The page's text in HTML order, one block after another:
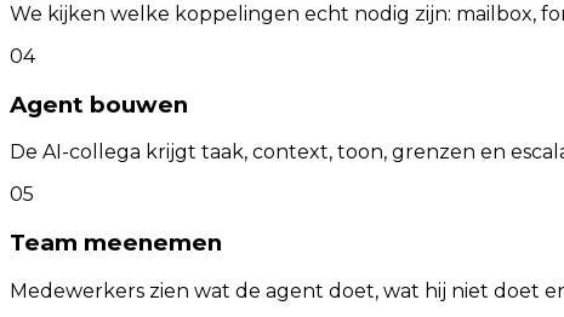
We kijken welke koppelingen echt nodig zijn: mailbox,
04
Agent bouwen
De AI-collega krijgt taak, context, toon, grenzen en
05
Team meenemen
Medewerkers zien wat de agent doet, wat hij niet doet